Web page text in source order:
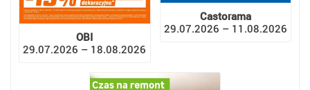
OBI
29.07.2026 – 18.08.2026
Castorama
29.07.2026 – 11.08.2026